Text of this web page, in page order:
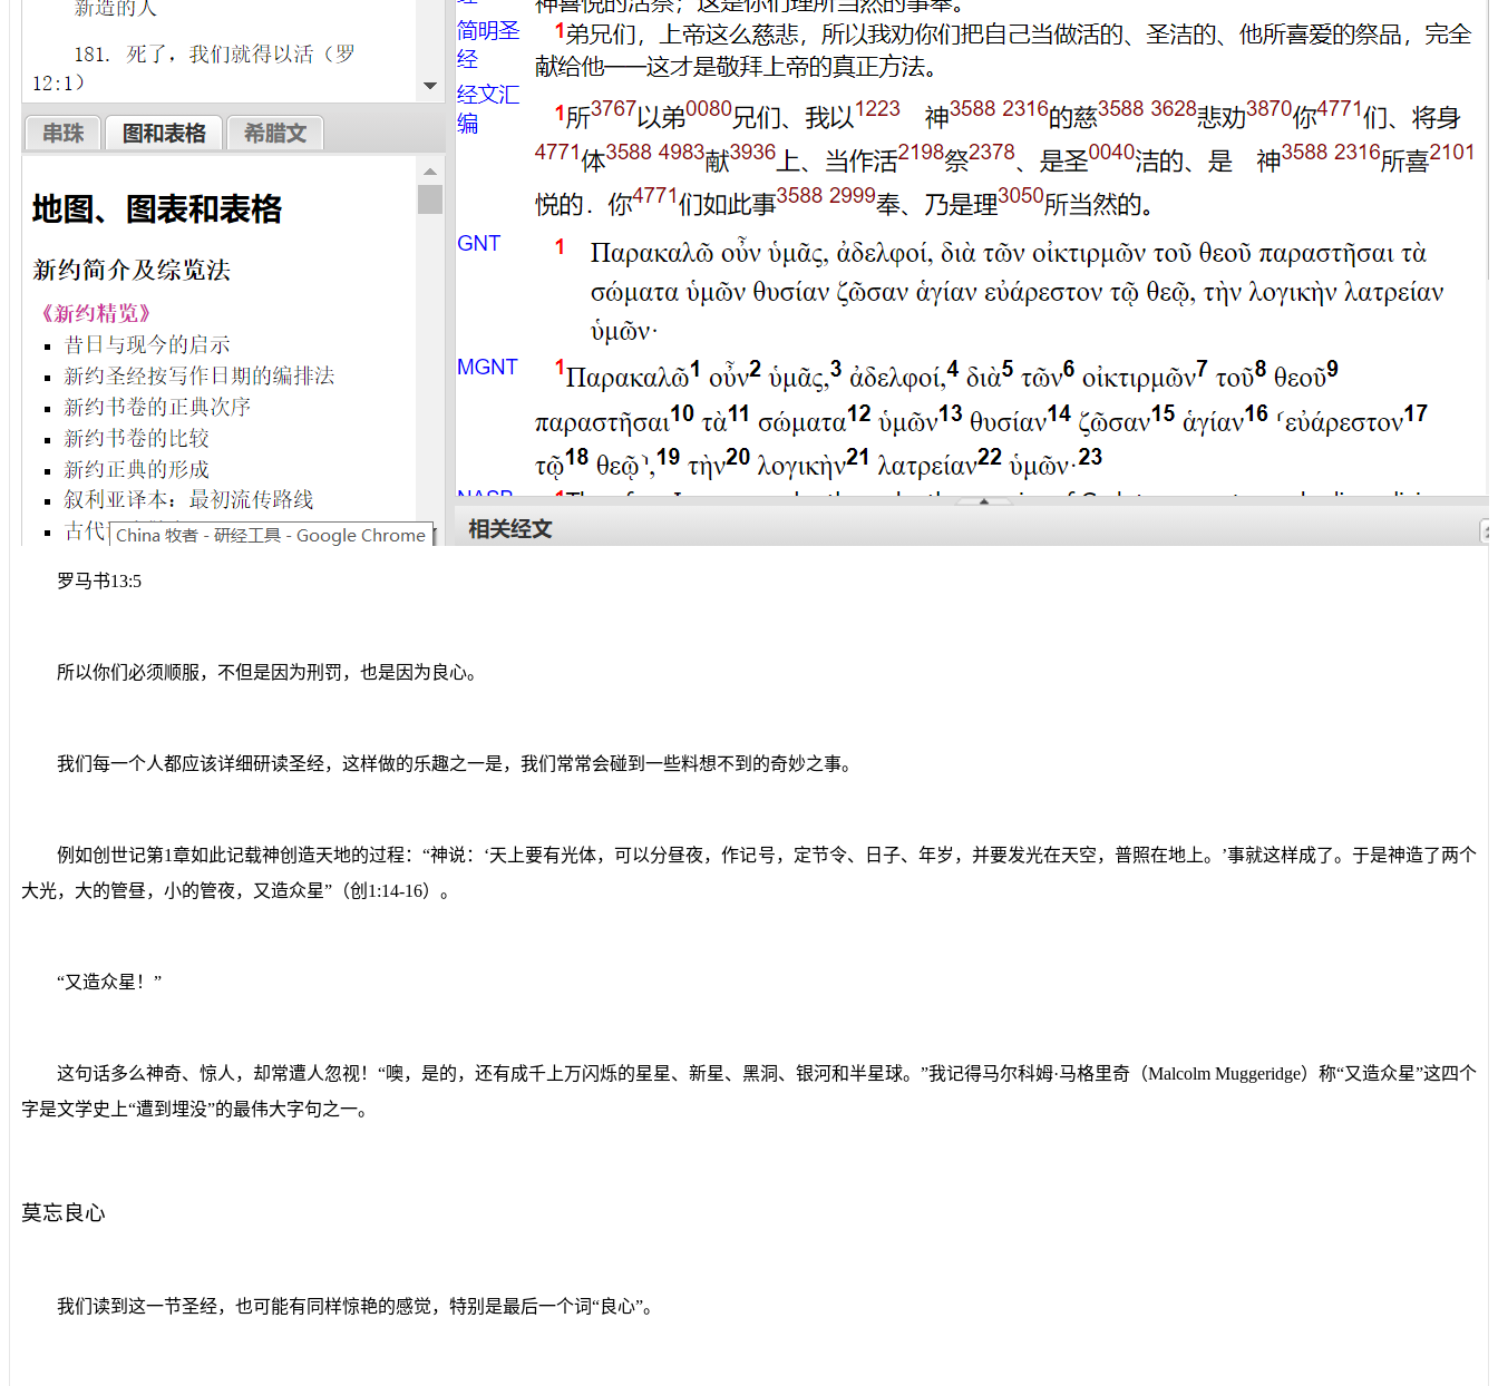
罗马书13:5
所以你们必须顺服，不但是因为刑罚，也是因为良心。
我们每一个人都应该详细研读圣经，这样做的乐趣之一是，我们常常会碰到一些料想不到的奇妙之事。
例如创世记第1章如此记载神创造天地的过程：“神说：‘天上要有光体，可以分昼夜，作记号，定节令、日子、年岁，并要发光在天空，普照在地上。’事就这样成了。于是神造了两个
大光，大的管昼，小的管夜，又造众星”（创 1:14-16）。
“又造众星！”
这句话多么神奇、惊人，却常遭人忽视！“噢，是的，还有成千上万闪烁的星星、新星、黑洞、银河和半星球。”我记得马尔科姆·马格里奇（Malcolm Muggeridge）称“又造众星”这四个
字是文学史上“遭到埋没”的最伟大字句之一。
莫忘良心
我们读到这一节圣经，也可能有同样惊艳的感觉，特别是最后一个词“良心”。